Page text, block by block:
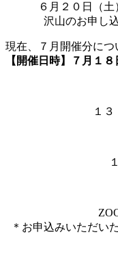
６月２０日（
沢山のお申し
現在、７月開催分につ
【開催日時】７月１
１
＊お申込みいただい